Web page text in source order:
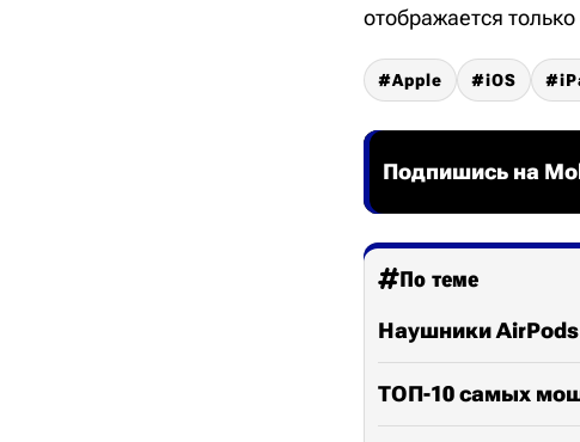
отображается
Apple iOS
Подпишись на
По теме
Наушники AirPods
ТОП-10 самых